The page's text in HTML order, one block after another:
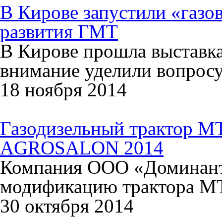
В Кирове запустили
развития ГМТ
В Кирове прошла
внимание уделили
18 ноября 2014
Газодизельный трактор
AGROSALON 2014
Компания ООО
модификацию трактора
30 октября 2014